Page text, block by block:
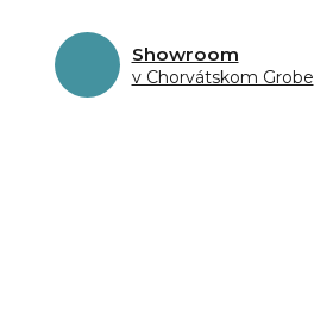
Showroom
v Chorvátskom Grobe